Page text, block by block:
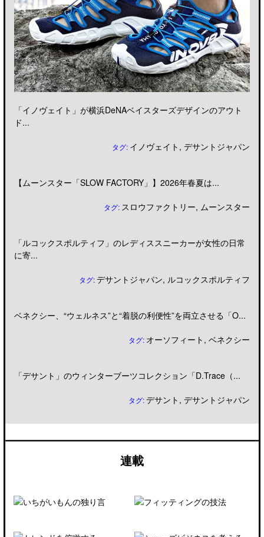
「イノヴェイト」が横浜DeNAベイスターズデザインのアウト
ド...
タグ: イノヴェイト ,デサントジャパン
【ムーンスター「SLOW FACTORY」】2026年春夏は...
タグ: スロウファクトリー, ムーンスター
「ルコックスポルティフ」のレディススニーカーが女性の日常
に寄...
タグ:デサントジャパン, ルコックスポルティフ
ベネクシー、“ウェルネス”と“着脱の利便性”を両立させる「O...
タグ: オーソフィート ,ベネクシー
「デサント」のウィンターブーツコレクション「D.Trace（...
タグ:デサント ,デサントジャパン
連載